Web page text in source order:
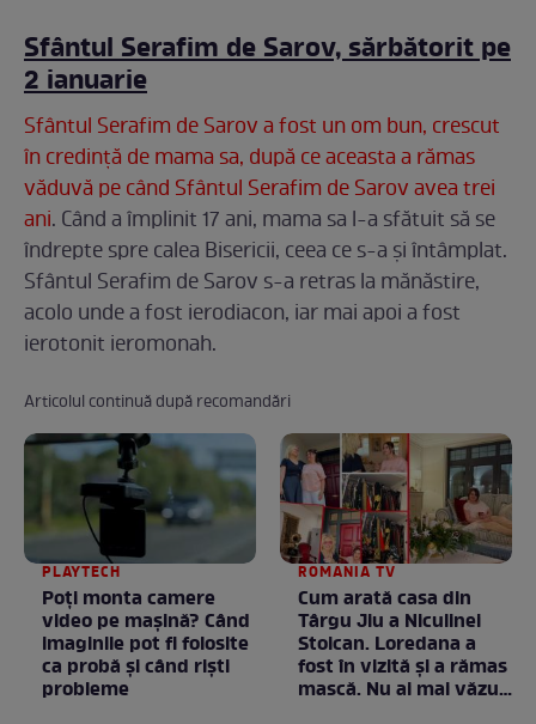
Sfântul Serafim de Sarov, sărbătorit pe
2 ianuarie
Sfântul Serafim de Sarov a fost un om bun, crescut
în credință de mama sa, după ce aceasta a rămas
văduvă pe când Sfântul Serafim de Sarov avea trei
ani. Când a împlinit 17 ani, mama sa l-a sfătuit să se
îndrepte spre calea Bisericii, ceea ce s-a și întâmplat.
Sfântul Serafim de Sarov s-a retras la mănăstire,
acolo unde a fost ierodiacon, iar mai apoi a fost
ierotonit ieromonah.
Articolul continuă după recomandări
PLAYTECH
Poți monta camere
video pe mașină? Când
imaginile pot fi folosite
ca probă și când riști
probleme
ROMANIA TV
Cum arată casa din
Târgu Jiu a Niculinei
Stoican. Loredana a
fost în vizită și a rămas
mască. Nu ai mai văzut